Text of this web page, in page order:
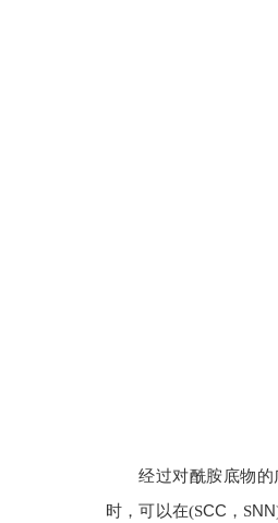
经过对酰胺底物
时，可以在(SCC ，SNN